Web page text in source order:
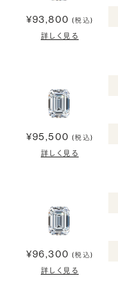
¥93,800 (税込)
詳しく見る
¥95,500 (税込)
詳しく見る
¥96,300 (税込)
詳しく見る